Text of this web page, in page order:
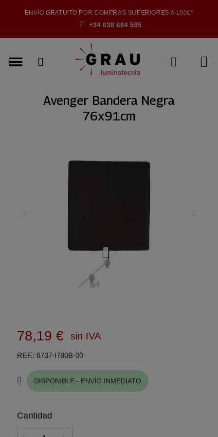
ENVÍO GRATUITO POR COMPRAS SUPERIORES A 100€*
+34 638 684 595
Avenger Bandera Negra
76x91cm
78,19 € sin IVA
REF. 6737-I780B-00
DISPONIBLE - ENVÍO INMEDIATO
Cantidad